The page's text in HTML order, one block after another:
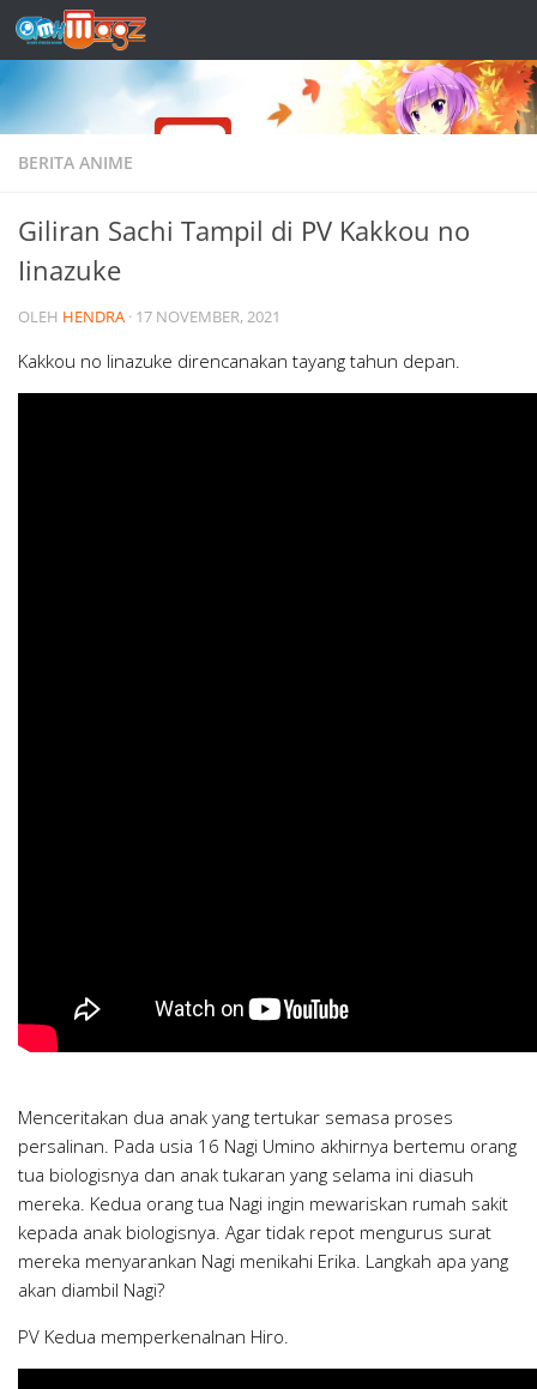
Skip to content
BERITA ANIME
Giliran Sachi Tampil di PV Kakkou no
Iinazuke
OLEH HENDRA · 17 NOVEMBER, 2021
Kakkou no Iinazuke direncanakan tayang tahun depan.
Menceritakan dua anak yang tertukar semasa proses
persalinan. Pada usia 16 Nagi Umino akhirnya bertemu orang
tua biologisnya dan anak tukaran yang selama ini diasuh
mereka. Kedua orang tua Nagi ingin mewariskan rumah sakit
kepada anak biologisnya. Agar tidak repot mengurus surat
mereka menyarankan Nagi menikahi Erika. Langkah apa yang
akan diambil Nagi?
PV Kedua memperkenalnan Hiro.